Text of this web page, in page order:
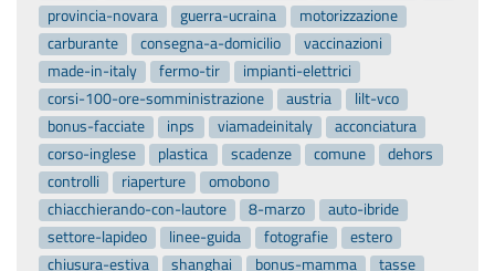
provincia-novara
guerra-ucraina
motorizzazione
carburante
consegna-a-domicilio
vaccinazioni
made-in-italy
fermo-tir
impianti-elettrici
corsi-100-ore-somministrazione
austria
lilt-vco
bonus-facciate
inps viamadeinitaly
acconciatura
corso-inglese
plastica scadenze comune
dehors
controlli
riaperture
omobono
chiacchierando-con-lautore
8-marzo
auto-ibride
settore-lapideo
linee-guida fotografie
estero
chiusura-estiva
shanghai bonus-mamma tasse